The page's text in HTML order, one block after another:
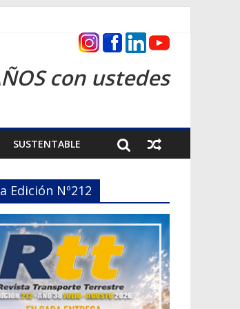
con ustedes
SUSTENTABLE
Edición Nº212